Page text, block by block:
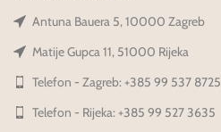
Antuna Bauera 5, 10000 Zagreb
Matije Gupca 11, 51000 Rijeka
Telefon - Zagreb: +385 99 537 8725
Telefon - Rijeka: +385 99 527 3635